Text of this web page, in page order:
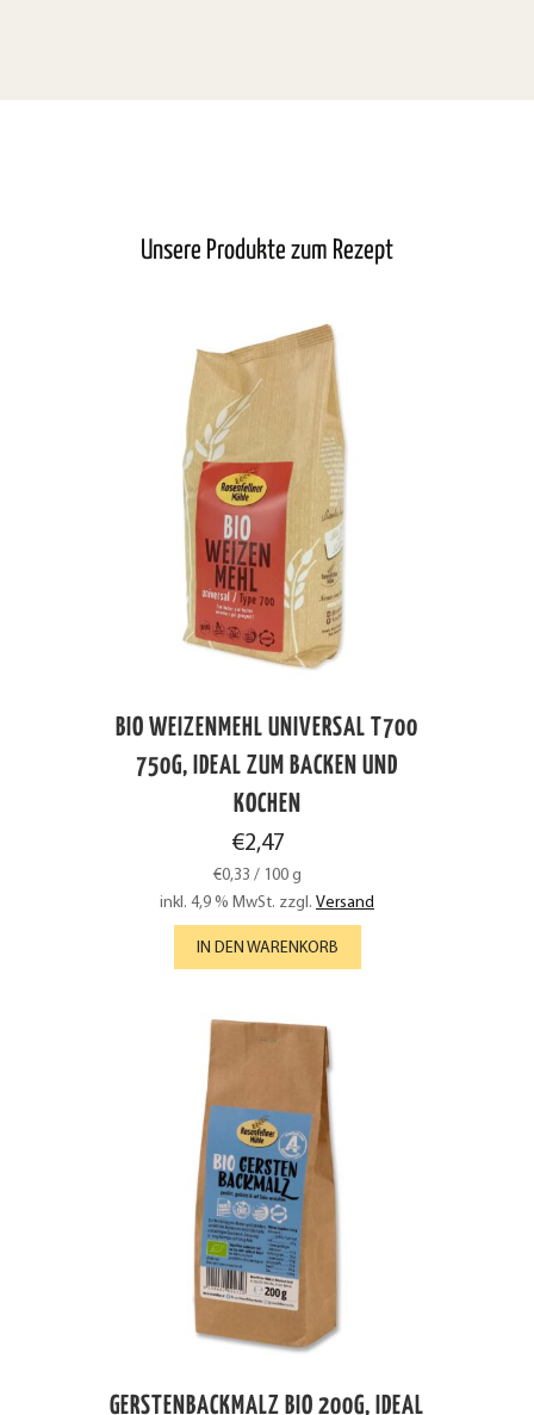
Unsere Produkte zum Rezept
BIO WEIZENMEHL UNIVERSAL T700
750G, IDEAL ZUM BACKEN UND
KOCHEN
€2,47
€0,33 / 100 g
inkl. 4,9 % MwSt. zzgl. Versand
IN DEN WARENKORB
GERSTENBACKMALZ BIO 200G, IDEAL